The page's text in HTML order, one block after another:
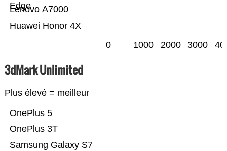
Huawei Honor 4X
Lenovo A7000
Edge
0 1000 2000 3000
3dMark Unlimited
Plus élevé = meilleur
Samsung Galaxy S7
OnePlus 3T
OnePlus 5